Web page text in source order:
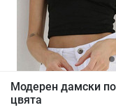
Модерен дамски
цвята